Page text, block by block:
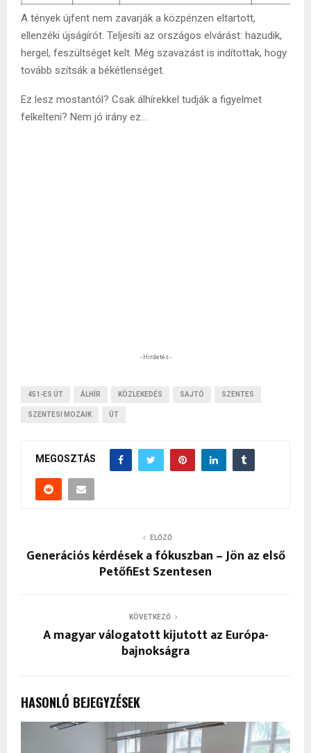
A tények újfent nem zavarják a közpénzen eltartott,
ellenzéki újságírót. Teljesíti az országos elvárást: hazudik,
hergel, feszültséget kelt. Még szavazást is indítottak, hogy
tovább szítsák a békétlenséget.
Ez lesz mostantól? Csak álhírekkel tudják a figyelmet
felkelteni? Nem jó irány ez…
- Hirdetés -
451-ES ÚT ÁLHÍR KÖZLEKEDÉS SAJTÓ SZENTES
SZENTESI MOZAIK ÚT
MEGOSZTÁS
ELŐZŐ
Generációs kérdések a fókuszban – Jön az első
PetőfiEst Szentesen
KÖVETKEZŐ
A magyar válogatott kijutott az Európa-
bajnokságra
HASONLÓ BEJEGYZÉSEK